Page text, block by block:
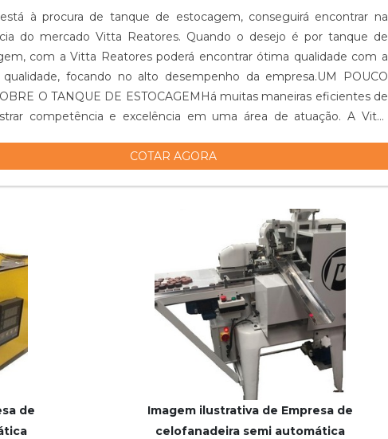
à procura de tanque de estocagem, conseguirá encontrar na
do mercado Vitta Reatores. Quando o desejo é por tanque de
com a Vitta Reatores poderá encontrar ótima qualidade com a
qualidade, focando no alto desempenho da empresa.UM POUCO
O TANQUE DE ESTOCAGEMHá muitas maneiras eficientes de
competência e excelência em uma área de atuação. A Vitta
COTAR AGORA
de
Imagem ilustrativa de Empresa de
celofanadeira semi automática